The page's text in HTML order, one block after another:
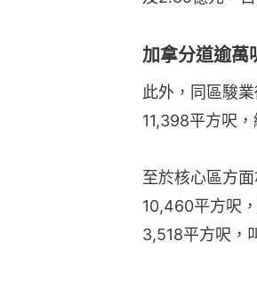
加拿分道逾
此外，同區駿
11,398平方呎
至於核心區方
10,460平方呎
3,518平方呎，